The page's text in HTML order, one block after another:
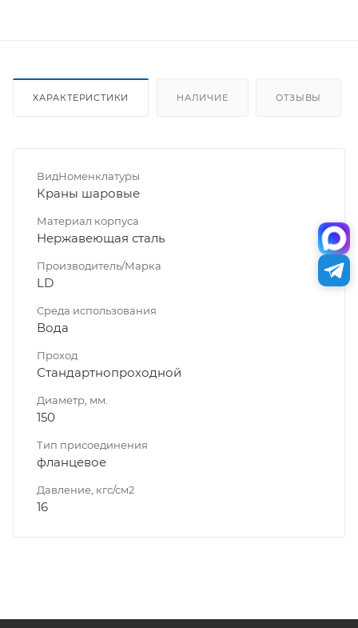
ХАРАКТЕРИСТИКИ НАЛИЧИЕ ОТЗЫВЫ
ВидНоменклатуры
Краны шаровые
Материал корпуса
Нержавеющая сталь
Производитель/Марка
LD
Среда использования
Вода
Проход
Стандартнопроходной
Диаметр, мм.
150
Тип присоединения
фланцевое
Давление, кгс/см2
16